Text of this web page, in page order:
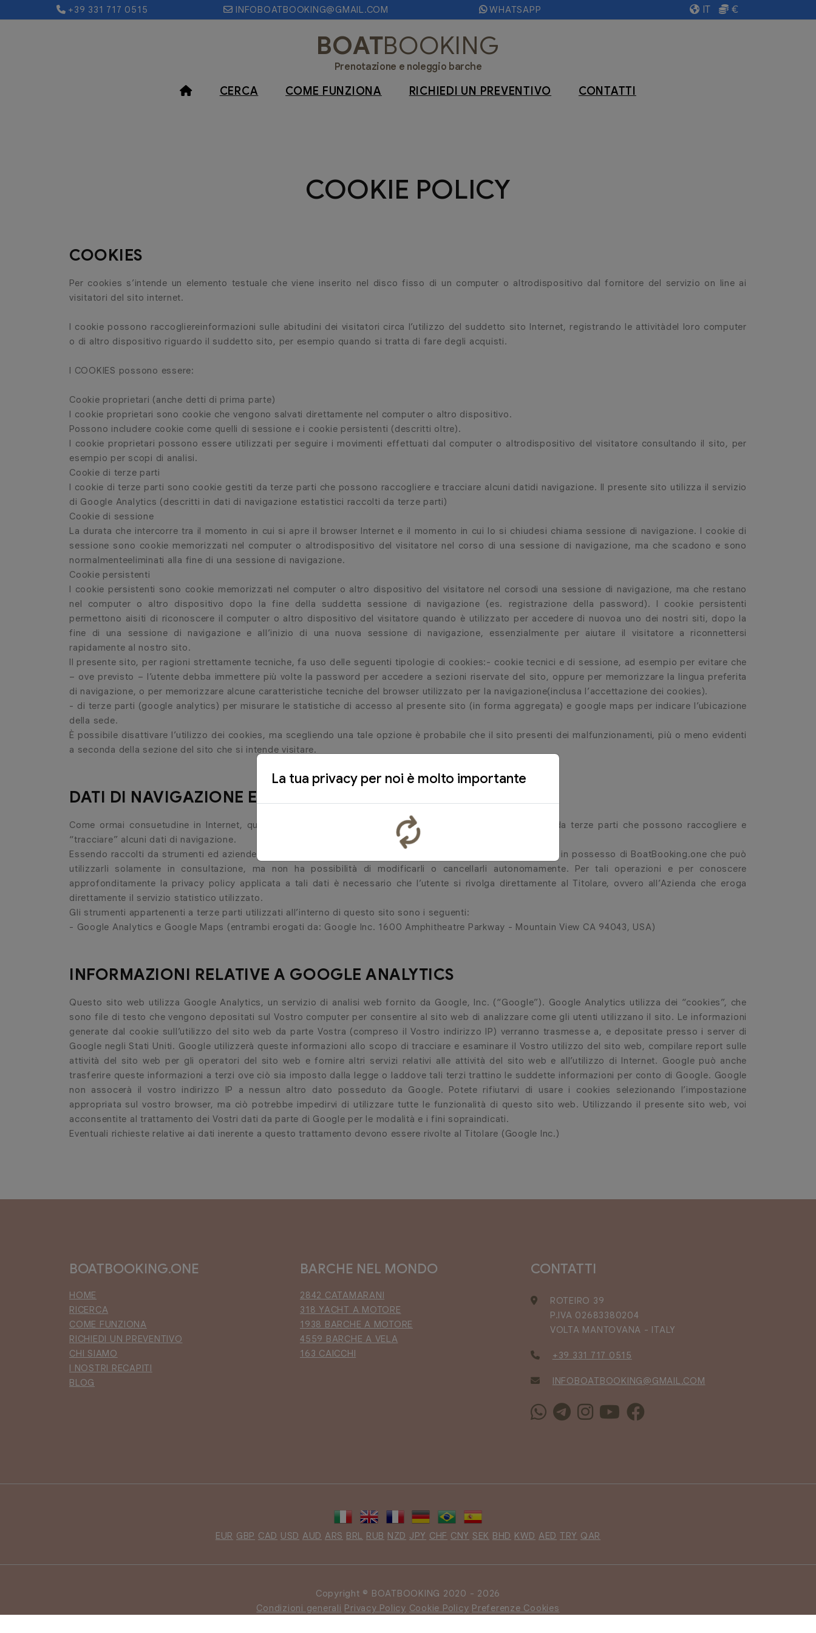
+39 331 717 0515 INFOBOATBOOKING@GMAIL.COM WHATSAPP IT €
BOATBOOKING
Prenotazione e noleggio barche
CERCA COME FUNZIONA RICHIEDI UN PREVENTIVO CONTATTI
COOKIE POLICY
COOKIES
Per cookies s’intende un elemento testuale che viene inserito nel disco fisso di un computer o altrodispositivo dal fornitore del servizio on line ai
visitatori del sito internet.
I cookie possono raccogliereinformazioni sulle abitudini dei visitatori circa l’utilizzo del suddetto sito Internet, registrando le attivitàdel loro computer
o di altro dispositivo riguardo il suddetto sito, per esempio quando si tratta di fare degli acquisti.
I COOKIES possono essere:
Cookie proprietari (anche detti di prima parte)
I cookie proprietari sono cookie che vengono salvati direttamente nel computer o altro dispositivo.
Possono includere cookie come quelli di sessione e i cookie persistenti (descritti oltre).
I cookie proprietari possono essere utilizzati per seguire i movimenti effettuati dal computer o altrodispositivo del visitatore consultando il sito, per
esempio per scopi di analisi.
Cookie di terze parti
I cookie di terze parti sono cookie gestiti da terze parti che possono raccogliere e tracciare alcuni datidi navigazione. Il presente sito utilizza il servizio
di Google Analytics (descritti in dati di navigazione estatistici raccolti da terze parti)
Cookie di sessione
La durata che intercorre tra il momento in cui si apre il browser Internet e il momento in cui lo si chiudesi chiama sessione di navigazione. I cookie di
sessione sono cookie memorizzati nel computer o altrodispositivo del visitatore nel corso di una sessione di navigazione, ma che scadono e sono
normalmenteeliminati alla fine di una sessione di navigazione.
Cookie persistenti
I cookie persistenti sono cookie memorizzati nel computer o altro dispositivo del visitatore nel corsodi una sessione di navigazione, ma che restano
nel computer o altro dispositivo dopo la fine della suddetta sessione di navigazione (es. registrazione della password). I cookie persistenti
permettono aisiti di riconoscere il computer o altro dispositivo del visitatore quando è utilizzato per accedere di nuovoa uno dei nostri siti, dopo la
fine di una sessione di navigazione e all’inizio di una nuova sessione di navigazione, essenzialmente per aiutare il visitatore a riconnettersi
rapidamente al nostro sito.
Il presente sito, per ragioni strettamente tecniche, fa uso delle seguenti tipologie di cookies:- cookie tecnici e di sessione, ad esempio per evitare che
– ove previsto – l’utente debba immettere più volte la password per accedere a sezioni riservate del sito, oppure per memorizzare la lingua preferita
di navigazione, o per memorizzare alcune caratteristiche tecniche del browser utilizzato per la navigazione(inclusa l’accettazione dei cookies).
- di terze parti (google analytics) per misurare le statistiche di accesso al presente sito (in forma aggregata) e google maps per indicare l’ubicazione
della sede.
È possibile disattivare l’utilizzo dei cookies, ma scegliendo una tale opzione è probabile che il sito presenti dei malfunzionamenti, più o meno evidenti
a seconda della sezione del sito che si intende visitare.
DATI DI NAVIGAZIONE E STATISTICI RACCOLTI DA TERZE PARTI
Come ormai consuetudine in Internet, questo sito utilizza strumenti di analisi statistica erogati e gestiti da terze parti che possono raccogliere e
“tracciare” alcuni dati di navigazione.
Essendo raccolti da strumenti ed aziende diverse rispetto al gestore del sito, tali dati non sono fisicamente in possesso di BoatBooking.one che può
utilizzarli solamente in consultazione, ma non ha possibilità di modificarli o cancellarli autonomamente. Per tali operazioni e per conoscere
approfonditamente la privacy policy applicata a tali dati è necessario che l’utente si rivolga direttamente al Titolare, ovvero all’Azienda che eroga
direttamente il servizio statistico utilizzato.
Gli strumenti appartenenti a terze parti utilizzati all’interno di questo sito sono i seguenti:
- Google Analytics e Google Maps (entrambi erogati da: Google Inc. 1600 Amphitheatre Parkway - Mountain View CA 94043, USA)
INFORMAZIONI RELATIVE A GOOGLE ANALYTICS
Questo sito web utilizza Google Analytics, un servizio di analisi web fornito da Google, Inc. (“Google”). Google Analytics utilizza dei “cookies”, che
sono file di testo che vengono depositati sul Vostro computer per consentire al sito web di analizzare come gli utenti utilizzano il sito. Le informazioni
generate dal cookie sull’utilizzo del sito web da parte Vostra (compreso il Vostro indirizzo IP) verranno trasmesse a, e depositate presso i server di
Google negli Stati Uniti. Google utilizzerà queste informazioni allo scopo di tracciare e esaminare il Vostro utilizzo del sito web, compilare report sulle
attività del sito web per gli operatori del sito web e fornire altri servizi relativi alle attività del sito web e all’utilizzo di Internet. Google può anche
trasferire queste informazioni a terzi ove ciò sia imposto dalla legge o laddove tali terzi trattino le suddette informazioni per conto di Google. Google
non assocerà il vostro indirizzo IP a nessun altro dato posseduto da Google. Potete rifiutarvi di usare i cookies selezionando l’impostazione
appropriata sul vostro browser, ma ciò potrebbe impedirvi di utilizzare tutte le funzionalità di questo sito web. Utilizzando il presente sito web, voi
acconsentite al trattamento dei Vostri dati da parte di Google per le modalità e i fini sopraindicati.
Eventuali richieste relative ai dati inerente a questo trattamento devono essere rivolte al Titolare (Google Inc.)
BOATBOOKING.ONE
HOME
RICERCA
COME FUNZIONA
RICHIEDI UN PREVENTIVO
CHI SIAMO
I NOSTRI RECAPITI
BLOG
BARCHE NEL MONDO
2842 CATAMARANI
318 YACHT A MOTORE
1938 BARCHE A MOTORE
4559 BARCHE A VELA
163 CAICCHI
CONTATTI
ROTEIRO 39
P.IVA 02683380204
VOLTA MANTOVANA - ITALY
+39 331 717 0515
INFOBOATBOOKING@GMAIL.COM
EUR GBP CAD USD AUD ARS BRL RUB NZD JPY CHF CNY SEK BHD KWD AED TRY QAR
Copyright © BOATBOOKING 2020 - 2026
Condizioni generali Privacy Policy Cookie Policy Preferenze Cookies
La tua privacy per noi è molto importante